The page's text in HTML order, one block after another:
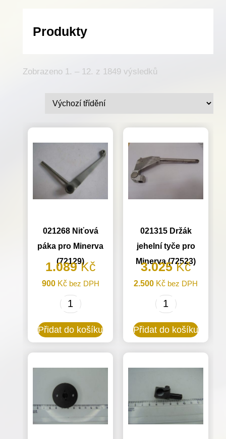
Produkty
Zobrazeno 1. – 12. z 1849 výsledků
021268 Niťová
páka pro Minerva
(72129)
1.089Kč
900 Kčbez DPH
021268
páka
množství
Přidat do košíku
021315 Držák
jehelní tyče pro
Minerva (72523)
3.025Kč
2.500 Kč bez DPH
021315
jehelní
(72523)
Přidat do košíku